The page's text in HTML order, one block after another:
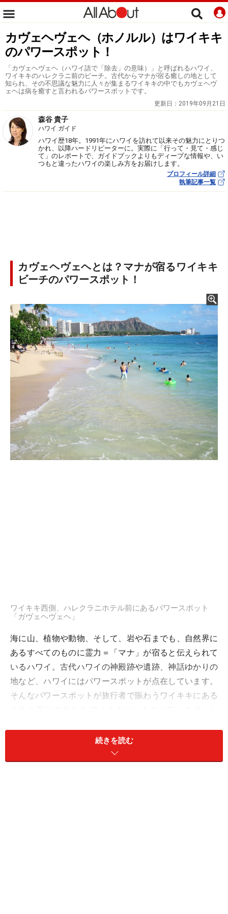
カヴェヘヴェヘ（ホノルル）はワイキキ
のパワースポット！
「カヴェヘヴェヘ（ハワイ語で「除去」の意味）」と呼ばれるハワイ、
ワイキキのハレクラニ前のビーチ。古代からマナが宿る癒しの地として
知られ、その不思議な魅力に人々が集まるワイキキの中でもカヴェヘヴ
ェヘは病を癒すと言われるパワースポットです。
更新日： 2019年09月21日
森谷 貴子
ハワイ ガイド
ハワイ歴18年。1991年にハワイを訪れて以来その魅力にとりつ
かれ、以降ハードリピーターに。実際に「行って・見て・感じ
て」のレポートで、ガイドブックよりもディープな情報や、い
つもと違ったハワイの楽しみ方をお届けします。
プロフィール詳細
執筆記事一覧
カヴェヘヴェヘとは？マナが宿るワイキキ
ビーチのパワースポット！
ワイキキ西側、ハレクラニホテル前にあるパワースポット
「ガヴェヘヴェヘ」
海に山、植物や動物、そして、岩や石までも、自然界に
あるすべてのものに霊力＝「マナ」が宿ると伝えられて
いるハワイ。古代ハワイの神殿跡や遺跡、神話ゆかりの
地など、ハワイにはパワースポットが点在しています。
そんなパワースポットが旅行者で賑わうワイキキにある
続きを読む